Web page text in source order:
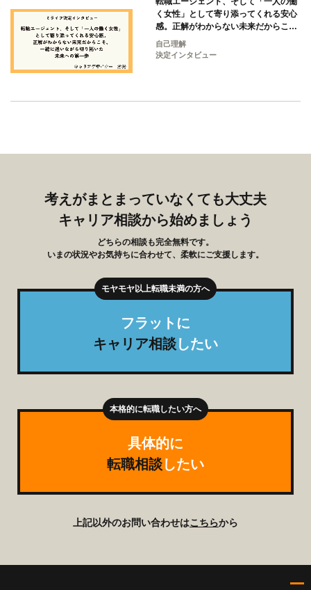
く女性」として寄り添ってくれる安心
感。正解がわからない未来だからこ
そ、一緒に迷いながら切り拓いた未来
への第一歩
自己理解
決定インタビュー
考えがまとまっていなくても大丈夫
キャリア相談から始めましょう
どちらの相談も完全無料です。
いまの状況やお気持ちに合わせて、柔軟にご支援します。
フラットに
キャリア相談したい
具体的に
転職相談したい
上記以外のお問い合わせはこちらから